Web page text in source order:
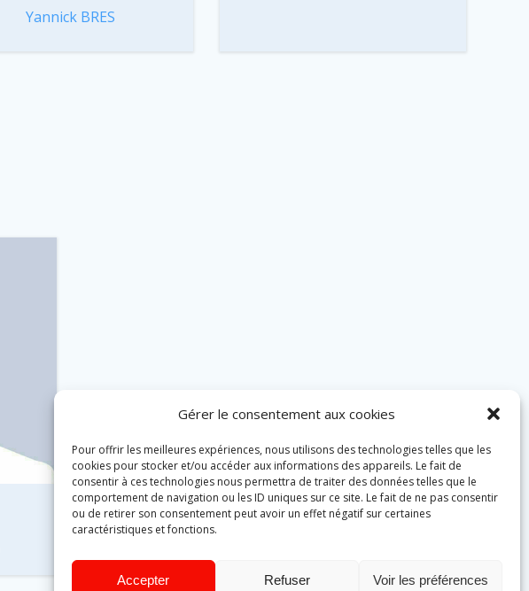
Gérer le consentement aux cookies
Pour offrir les meilleures expériences, nous utilisons des technologies telles que les
cookies pour stocker et/ou accéder aux informations des appareils. Le fait de
consentir à ces technologies nous permettra de traiter des données telles que le
comportement de navigation ou les ID uniques sur ce site. Le fait de ne pas consentir
ou de retirer son consentement peut avoir un effet négatif sur certaines
caractéristiques et fonctions.
Accepter Refuser Voir les préférences
Yannick BRES